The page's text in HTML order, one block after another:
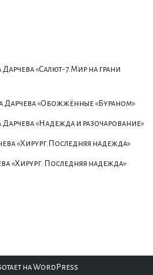
Дарчева «Салют-7.Мир на грани
Дарчева «Обожжённые «Бураном»
Дарчева «Надежда и разочарование»
«Хирург.Последняя надежда»
«Хирург. Последняя надежда»
наWordPress